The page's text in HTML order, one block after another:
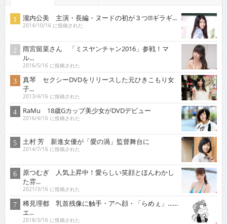
瀧内公美 主演・長編・ヌードの初が３つ!!!ギラギ...
2014/10/16 に投稿された
雨宮留菜さん 「ミスヤンチャン2016」参戦！マ
ル...
2016/5/16 に投稿された
真琴 セクシーDVDをリリースした元ひきこもり女
子...
2013/4/16 に投稿された
RaMu 18歳Gカップ美少女がDVDデビュー
2016/4/16 に投稿された
土村 芳 新進女優が「愛の渦」監督舞台に
2014/7/16 に投稿された
原つむぎ 人気上昇中！愛らしい笑顔とほんわかし
た雰...
2021/3/16 に投稿された
稀見理都 乳首残像に触手・アヘ顔・「らめぇ」……
エ...
2018/3/16 に投稿された